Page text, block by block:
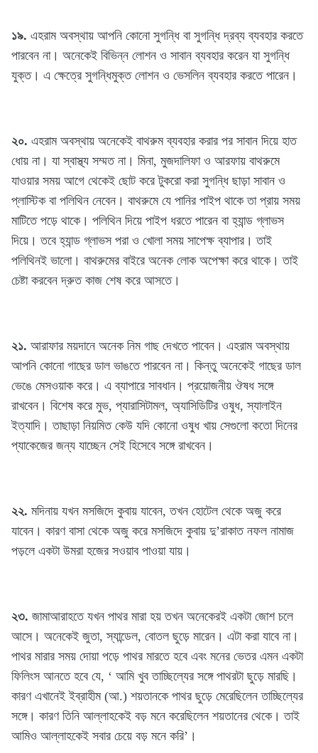
১৯. এহরাম অবস্থায় আপনি কোনো সুগন্ধি বা সুগন্ধি দ্রব্য ব্যবহার করতে
পারবেন না। অনেকেই বিভিন্ন লোশন ও সাবান ব্যবহার করেন যা সুগন্ধি
যুক্ত। এ ক্ষেত্রে সুগন্ধিমুক্ত লোশন ও ভেসলিন ব্যবহার করতে পারেন।
২০. এহরাম অবস্থায় অনেকেই বাথরুম ব্যবহার করার পর সাবান দিয়ে হাত
ধোয় না। যা স্বাস্থ্য সম্মত না। মিনা, মুজদালিফা ও আরফায় বাথরুমে
যাওয়ার সময় আগে থেকেই ছোট করে টুকরো করা সুগন্ধি ছাড়া সাবান ও
প্লাস্টিক বা পলিথিন নেবেন। বাথরুমে যে পানির পাইপ থাকে তা প্রায় সময়
মাটিতে পড়ে থাকে। পলিথিন দিয়ে পাইপ ধরতে পারেন বা হ্যান্ড গ্লাভস
দিয়ে। তবে হ্যান্ড গ্লাভস পরা ও খোলা সময় সাপেক্ষ ব্যাপার। তাই
পলিথিনই ভালো। বাথরুমের বাইরে অনেক লোক অপেক্ষা করে থাকে। তাই
চেষ্টা করবেন দ্রুত কাজ শেষ করে আসতে।
২১. আরাফার ময়দানে অনেক নিম গাছ দেখতে পাবেন। এহরাম অবস্থায়
আপনি কোনো গাছের ডাল ভাঙতে পারবেন না। কিন্তু অনেকেই গাছের ডাল
ভেঙে মেসওয়াক করে। এ ব্যাপারে সাবধান। প্রয়োজনীয় ঔষধ সঙ্গে
রাখবেন। বিশেষ করে মুভ, প্যারাসিটামল, অ্যাসিডিটির ওষুধ, স্যালাইন
ইত্যাদি। তাছাড়া নিয়মিত কেউ যদি কোনো ওষুধ খায় সেগুলো কতো দিনের
প্যাকেজের জন্য যাচ্ছেন সেই হিসেবে সঙ্গে রাখবেন।
২২. মদিনায় যখন মসজিদে কুবায় যাবেন, তখন হোটেল থেকে অজু করে
যাবেন। কারণ বাসা থেকে অজু করে মসজিদে কুবায় দু’রাকাত নফল নামাজ
পড়লে একটা উমরা হজের সওয়াব পাওয়া যায়।
২৩. জামাআরাহতে যখন পাথর মারা হয় তখন অনেকেরই একটা জোশ চলে
আসে। অনেকেই জুতা, স্যান্ডেল, বোতল ছুড়ে মারেন। এটা করা যাবে না।
পাথর মারার সময় দোয়া পড়ে পাথর মারতে হবে এবং মনের ভেতর এমন একটা
ফিলিংস আনতে হবে যে, ‘ আমি খুব তাচ্ছিল্যের সঙ্গে পাথরটা ছুড়ে মারছি।
কারণ এখানেই ইব্রাহীম (আ.) শয়তানকে পাথর ছুড়ে মেরেছিলেন তাচ্ছিল্যের
সঙ্গে। কারণ তিনি আল্লাহকেই বড় মনে করেছিলেন শয়তানের থেকে। তাই
আমিও আল্লাহকেই সবার চেয়ে বড় মনে করি’।